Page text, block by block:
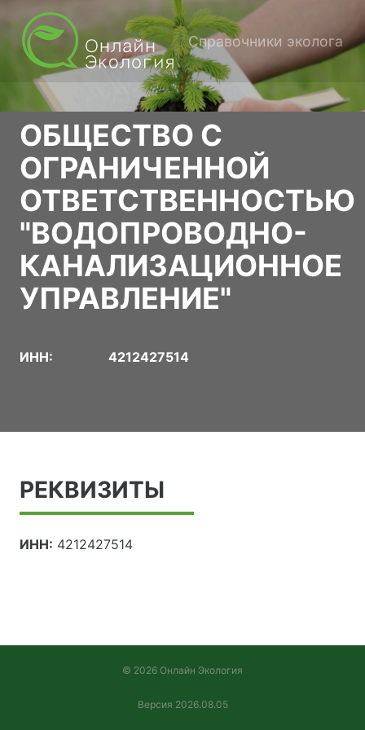
Справочники эколога
ОБЩЕСТВО С
ОГРАНИЧЕННОЙ
ОТВЕТСТВЕННОСТЬЮ
"ВОДОПРОВОДНО-
КАНАЛИЗАЦИОННОЕ
УПРАВЛЕНИЕ"
ИНН: 4212427514
РЕКВИЗИТЫ
ИНН: 4212427514
© 2026 Онлайн Экология
Версия 2026.08.05